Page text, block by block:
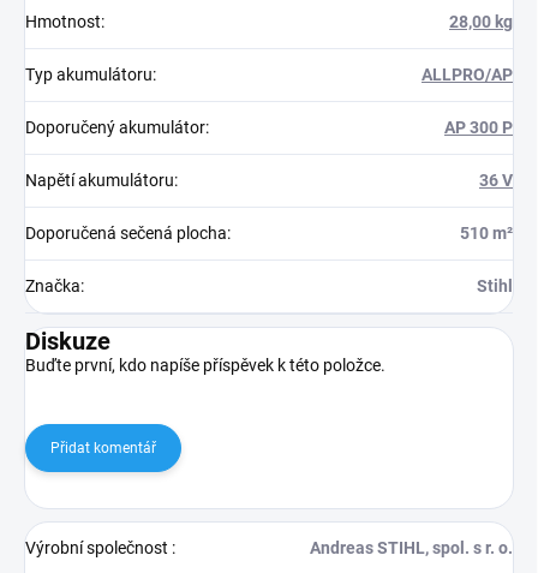
Hmotnost: 28,00 kg
Typ akumulátoru: ALLPRO/AP
Doporučený akumulátor: AP 300 P
Napětí akumulátoru: 36 V
Doporučená sečená plocha: 510 m²
Značka: Stihl
Diskuze
Buďte první, kdo napíše příspěvek k této položce.
Přidat komentář
Výrobní společnost : Andreas STIHL, spol. s r. o.